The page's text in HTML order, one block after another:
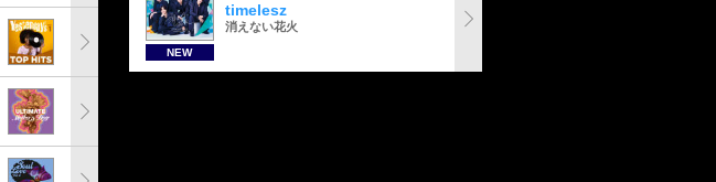
NEW
timelesz
消えない花火